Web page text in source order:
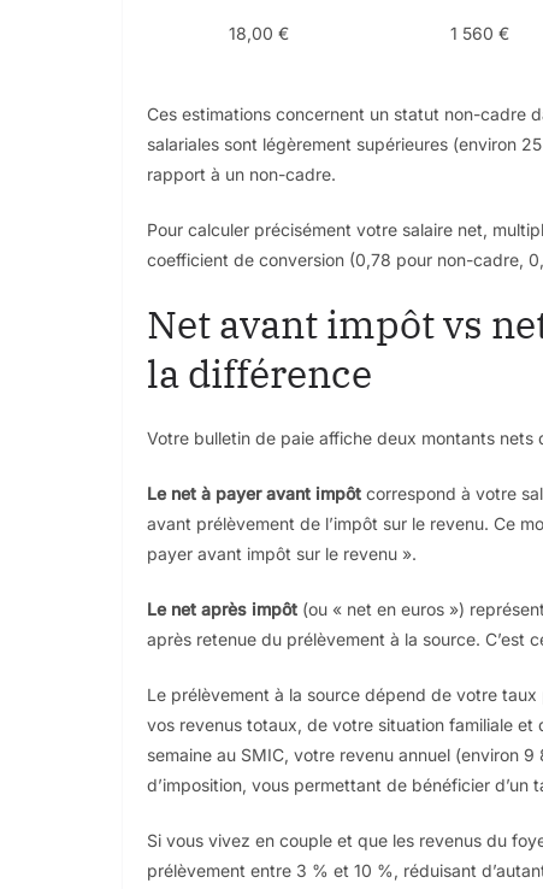
18,00 € 1 560 €
Ces estimations concernent un statut non-cadre
salariales sont légèrement supérieures (environ
rapport à un non-cadre.
Pour calculer précisément votre salaire net,
coefficient de conversion (0,78 pour non-cadre,
Net avant impôt vs
la différence
Votre bulletin de paie affiche deux montants nets
Le net à payer avant impôt correspond à votre
avant prélèvement de l’impôt sur le revenu. Ce
payer avant impôt sur le revenu ».
Le net après impôt (ou « net en euros »)
après retenue du prélèvement à la source. C’est
Le prélèvement à la source dépend de votre
vos revenus totaux, de votre situation familiale
semaine au SMIC, votre revenu annuel (environ
d’imposition, vous permettant de bénéficier d’un
Si vous vivez en couple et que les revenus du
prélèvement entre 3 % et 10 %, réduisant